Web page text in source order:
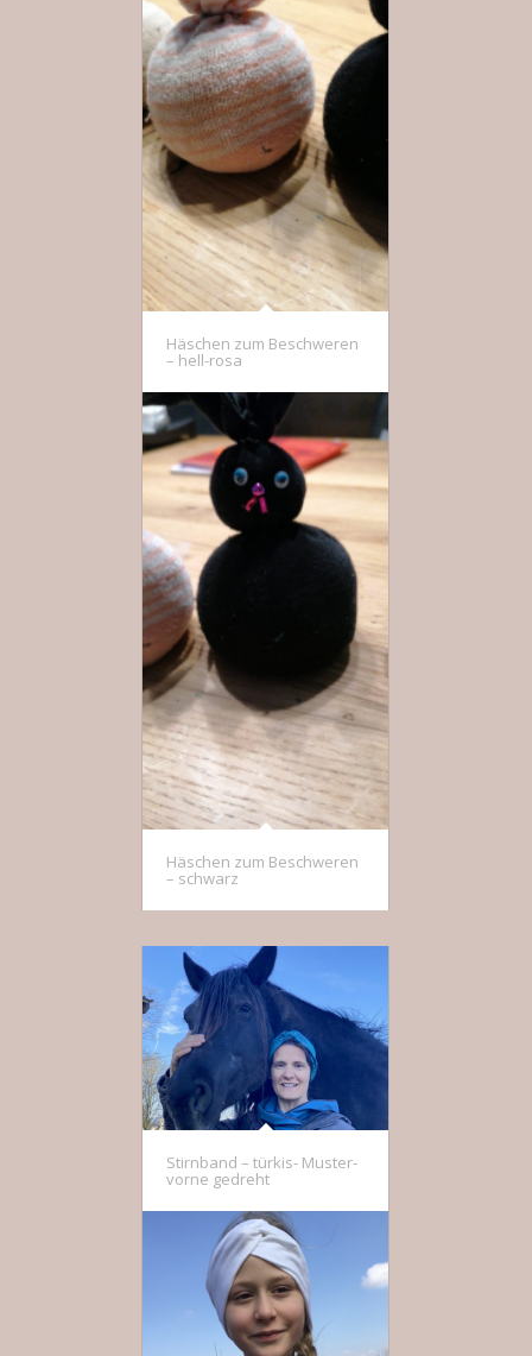
Häschen zum Beschweren
– hell-rosa
Häschen zum Beschweren
– schwarz
Stirnband – türkis- Muster-
vorne gedreht